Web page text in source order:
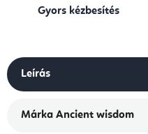
Gyors kézbesítés
Leírás
Márka Ancient wisdom